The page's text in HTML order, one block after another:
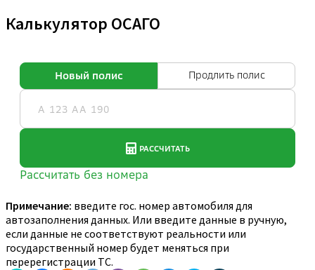
Калькулятор ОСАГО
Примечание: введите гос. номер автомобиля для
автозаполнения данных. Или введите данные в ручную,
если данные не соответствуют реальности или
государственный номер будет меняться при
перерегистрации ТС.